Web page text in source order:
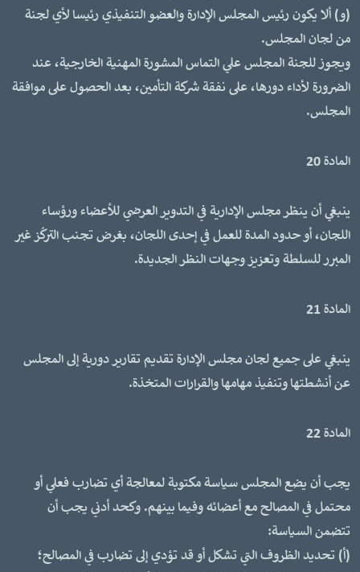
(و) ألا يكون رئيس المجلس الإدارة والعضو التنفيذي رئيسا لأي لجنة
من لجان المجلس.
ويجوز للجنة المجلس علي التماس المشورة المهنية الخارجية، عند
الضرورة لأداء دورها، على نفقة شركة التأمين، بعد الحصول على موافقة
المجلس.
المادة 20
ينبغي أن ينظر مجلس الإدارية في التدوير العرضي للأعضاء ورؤساء
اللجان، أو حدود المدة للعمل في إحدى اللجان، بغرض تجنب التركُز غير
المبرر للسلطة وتعزيز وجهات النظر الجديدة.
المادة 21
ينبغي على جميع لجان مجلس الإدارة تقديم تقارير دورية إلى المجلس
عن أنشطتها وتنفيذ مهامها والقرارات المتخذة.
المادة 22
يجب أن يضع المجلس سياسة مكتوبة لمعالجة أي تضارب فعلي أو
محتمل في المصالح مع أعضائه وفيما بينهم. وكحد أدني يجب أن
تتضمن السياسة:
(أ) تحديد الظروف التي تشكل أو قد تؤدي إلى تضارب في المصالح؛